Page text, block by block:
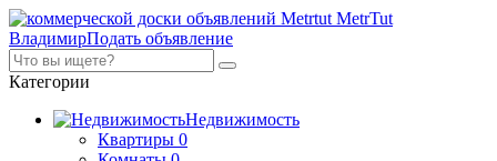
MetrTut
ВладимирПодать объявление
Категории
Недвижимость
Квартиры 0